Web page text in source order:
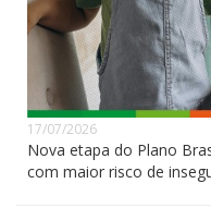
17/07/2026
Nova etapa do Plano
com maior risco de